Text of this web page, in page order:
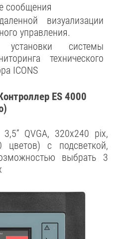
сообщения
визуализации
управления.
установки системы
технического
ICONS
ES 4000
QVGA, 320x240 pix,
цветов) с подсветкой,
выбрать 3